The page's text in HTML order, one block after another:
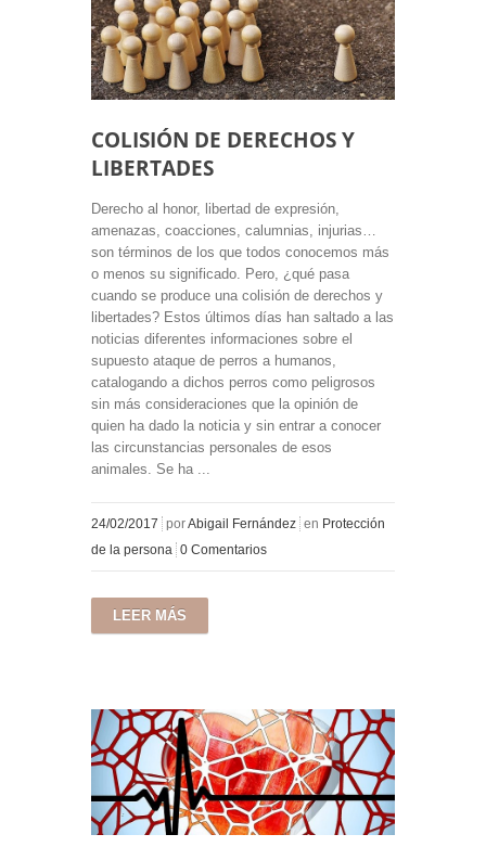
COLISIÓN DE DERECHOS Y
LIBERTADES
Derecho al honor, libertad de expresión,
amenazas, coacciones, calumnias, injurias…
son términos de los que todos conocemos más
o menos su significado. Pero, ¿qué pasa
cuando se produce una colisión de derechos y
libertades? Estos últimos días han saltado a las
noticias diferentes informaciones sobre el
supuesto ataque de perros a humanos,
catalogando a dichos perros como peligrosos
sin más consideraciones que la opinión de
quien ha dado la noticia y sin entrar a conocer
las circunstancias personales de esos
animales. Se ha ...
24/02/2017 porAbigail Fernández en Protección
de la persona 0 Comentarios
LEER MÁS